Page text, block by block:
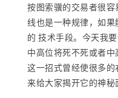
按图索骥的交易者很
线也是一种规律，如
的 技术手段。今天我
中高位将死不死或者中
这一招式曾经使很多
来给大家揭开它的神秘